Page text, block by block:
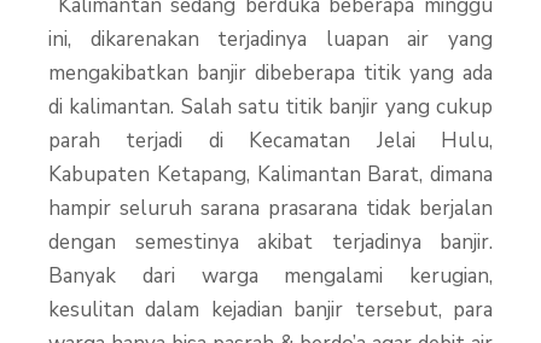
ini, dikarenakan terjadinya luapan air yang
mengakibatkan banjir dibeberapa titik yang ada
di kalimantan. Salah satu titik banjir yang cukup
parah terjadi di Kecamatan Jelai Hulu,
Kabupaten Ketapang, Kalimantan Barat, dimana
hampir seluruh sarana prasarana tidak berjalan
dengan semestinya akibat terjadinya banjir.
Banyak dari warga mengalami kerugian,
kesulitan dalam kejadian banjir tersebut, para